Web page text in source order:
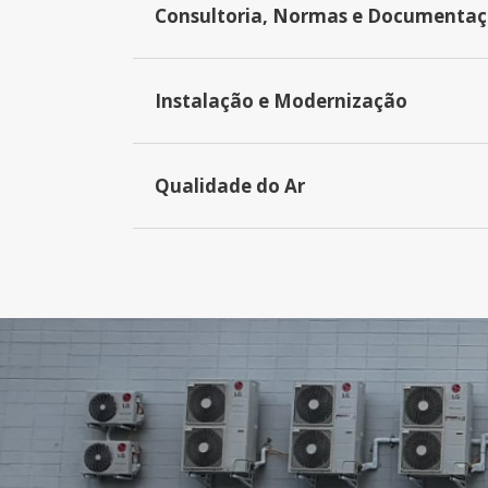
Consultoria, Normas e
Instalação e Modernização
Qualidade do Ar